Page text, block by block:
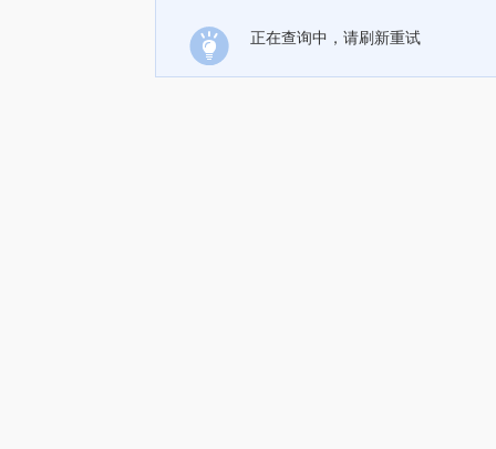
正在查询中，请刷新重试